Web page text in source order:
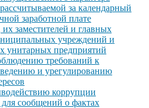
за календарный
заработной плате
их заместителей и главных
учреждений и
унитарных предприятий
требований к
и урегулированию
коррупции
для сообщений о фактах